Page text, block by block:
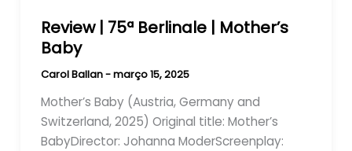
Review | 75ª Berlinale | Mother’s
Baby
Carol Ballan-março 15, 2025
Mother’s Baby (Austria, Germany and
Switzerland, 2025) Original title: Mother’s
BabyDirector: Johanna ModerScreenplay: